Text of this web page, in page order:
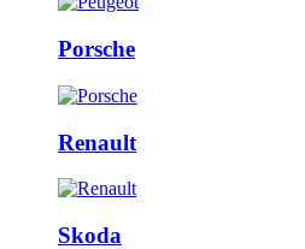
Porsche
Renault
Skoda